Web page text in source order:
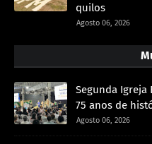
quilos
Agosto 06, 2026
Segunda Igreja
75 anos de
Agosto 06, 2026